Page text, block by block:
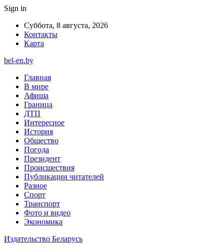
Sign in
Суббота, 8 августа, 2026
Контакты
Карта
bel-en.by
Главная
В мире
Афиша
Граница
ДТП
Интересное
История
Общество
Погода
Президент
Происшествия
Публикации читателей
Разное
Спорт
Транспорт
Фото и видео
Экономика
Издательство Беларусь